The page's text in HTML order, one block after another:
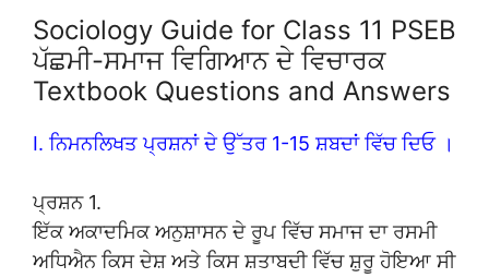
Sociology Guide for Class 11 PSEB
ਪੱਛਮੀ-ਸਮਾਜ ਵਿਗਿਆਨ ਦੇ ਵਿਚਾਰਕ
Textbook Questions and Answers
I. ਨਿਮਨਲਿਖਤ ਪ੍ਰਸ਼ਨਾਂ ਦੇ ਉੱਤਰ 1-15 ਸ਼ਬਦਾਂ ਵਿੱਚ ਦਿਓ ।
ਪ੍ਰਸ਼ਨ 1.
ਇੱਕ ਅਕਾਦਮਿਕ ਅਨੁਸ਼ਾਸਨ ਦੇ ਰੂਪ ਵਿੱਚ ਸਮਾਜ ਦਾ ਰਸਮੀ
ਅਧਿਐਨ ਕਿਸ ਦੇਸ਼ ਅਤੇ ਕਿਸ ਸ਼ਤਾਬਦੀ ਵਿੱਚ ਸ਼ੁਰੂ ਹੋਇਆ ਸੀ